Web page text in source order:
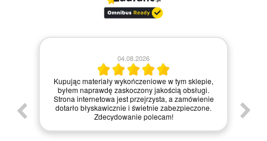
w tym sklepie,
jakością obsługi.
przejrzysta, a zamówienie
i świetnie zabezpieczone.
polecam!
Zamówienie zrealizowane
materiały dotarły w idealnym
internetowa jest bardzo intuicyjna, co
zakupy, a dodatkowo paczka była
zapakowana. Zdecydowanie polecam
każdemu, kto szuka jakości i